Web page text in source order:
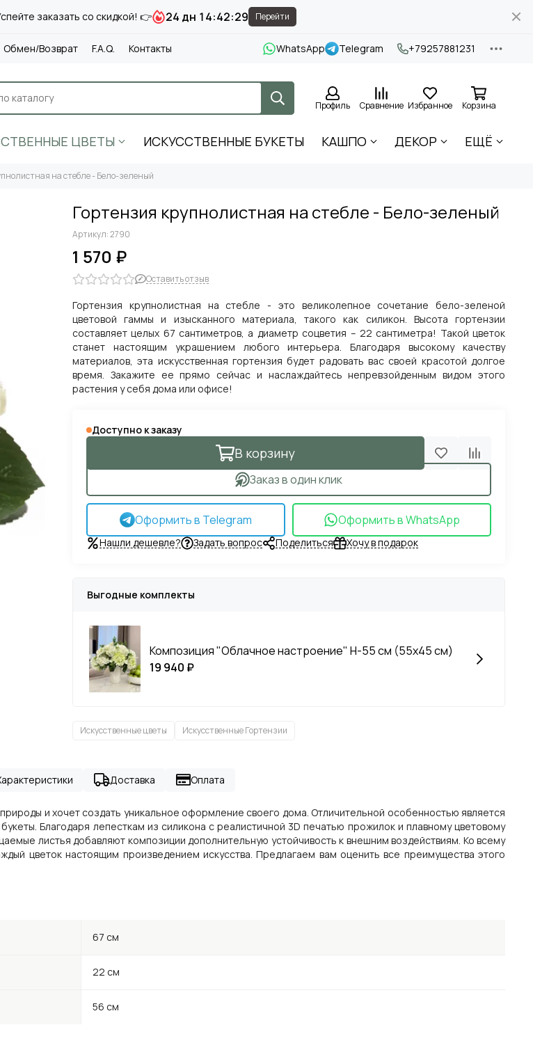
заказать со скидкой! 👉 24 дн 14:42:28 Перейти
Обмен/Возврат F.A.Q. Контакты WhatsApp Telegram +79257881231
Профиль Сравнение Избранное Корзина
ЦВЕТЫ ИСКУССТВЕННЫЕ БУКЕТЫ КАШПО ДЕКОР ЕЩЁ
на стебле - Бело-зеленый
Гортензия крупнолистная на стебле - Бело-зеленый
Артикул:2790
1 570 ₽
Оставить отзыв
Гортензия крупнолистная на стебле - это великолепное сочетание бело-зеленой
цветовой гаммы и изысканного материала, такого как силикон. Высота гортензии
составляет целых 67 сантиметров, а диаметр соцветия – 22 сантиметра! Такой цветок
станет настоящим украшением любого интерьера. Благодаря высокому качеству
материалов, эта искусственная гортензия будет радовать вас своей красотой долгое
время. Закажите ее прямо сейчас и наслаждайтесь непревзойденным видом этого
растения у себя дома или офисе!
Доступно к заказу
В корзину
Заказ в один клик
Оформить в Telegram Оформить в WhatsApp
Нашли дешевле? Задать вопрос Поделиться Хочу в подарок
Выгодные комплекты
Композиция "Облачное настроение" H-55 см (55х45 см)
19 940 ₽
Искусственные цветы Искусственные Гортензии
Доставка Оплата
и хочет создать уникальное оформление своего дома. Отличительной особенностью является
Благодаря лепесткам из силикона с реалистичной 3D печатью прожилок и плавному цветовому
листья добавляют композиции дополнительную устойчивость к внешним воздействиям. Ко всему
цветок настоящим произведением искусства. Предлагаем вам оценить все преимущества этого
67 см
22 см
56 см